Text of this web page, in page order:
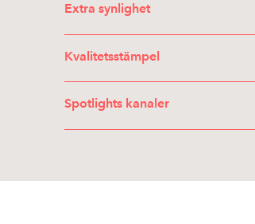
Extra synlighet
Kvalitetsstämpel
Spotlights kanaler